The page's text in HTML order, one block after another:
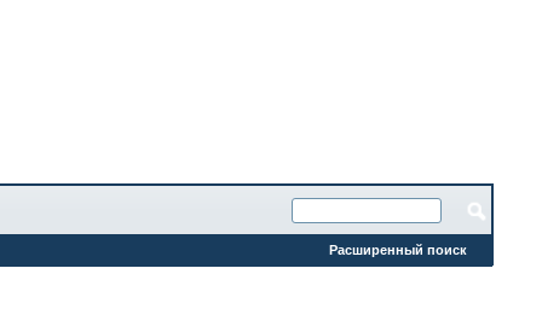
Расширенный поиск